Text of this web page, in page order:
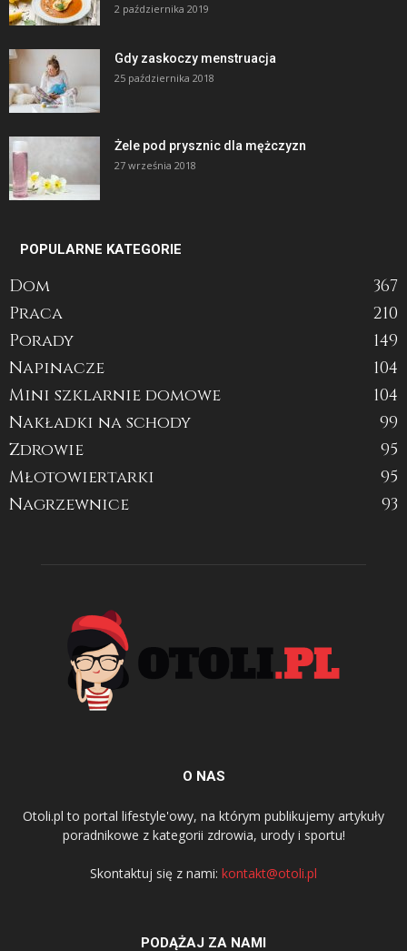
2 października 2019
Gdy zaskoczy menstruacja
25 października 2018
Żele pod prysznic dla mężczyzn
27 września 2018
POPULARNE KATEGORIE
Dom
367
Praca
210
Porady
149
Napinacze
104
Mini szklarnie domowe
104
Nakładki na schody
99
Zdrowie
95
Młotowiertarki
95
Nagrzewnice
93
O NAS
Otoli.pl to portal lifestyle'owy, na którym publikujemy artykuły
poradnikowe z kategorii zdrowia, urody i sportu!
Skontaktuj się z nami: kontakt@otoli.pl
PODĄŻAJ ZA NAMI